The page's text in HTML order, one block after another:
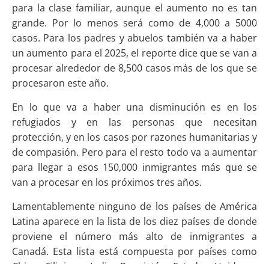
para la clase familiar, aunque el aumento no es tan
grande. Por lo menos será como de 4,000 a 5000
casos. Para los padres y abuelos también va a haber
un aumento para el 2025, el reporte dice que se van a
procesar alrededor de 8,500 casos más de los que se
procesaron este año.
En lo que va a haber una disminución es en los
refugiados y en las personas que necesitan
protección, y en los casos por razones humanitarias y
de compasión. Pero para el resto todo va a aumentar
para llegar a esos 150,000 inmigrantes más que se
van a procesar en los próximos tres años.
Lamentablemente ninguno de los países de América
Latina aparece en la lista de los diez países de donde
proviene el número más alto de inmigrantes a
Canadá. Esta lista está compuesta por países como